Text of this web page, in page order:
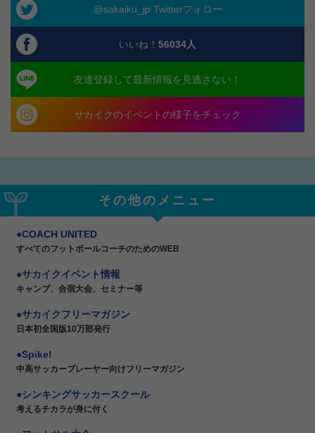
@sakaiku_jp Twitterフォロー
いいね！ 56034人
友達登録して最新情報を見逃さない！
サカイクのイベントの様子をチェック
その他のメニュー
COACH UNITED
すべてのフットボールコーチのためのWEB
サカイクイベント情報
キャンプ、合宿大会、セミナー等
サカイクフリーマガジン
日本初全国版10万部発行
Spike!
中高サッカープレーヤー向けフリーマガジン
シンキングサッカースクール
考えるチカラが身に付く